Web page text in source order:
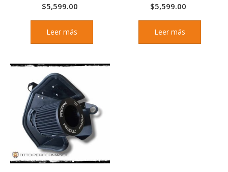
$5,599.00
Leer más
$5,599.00
Leer más